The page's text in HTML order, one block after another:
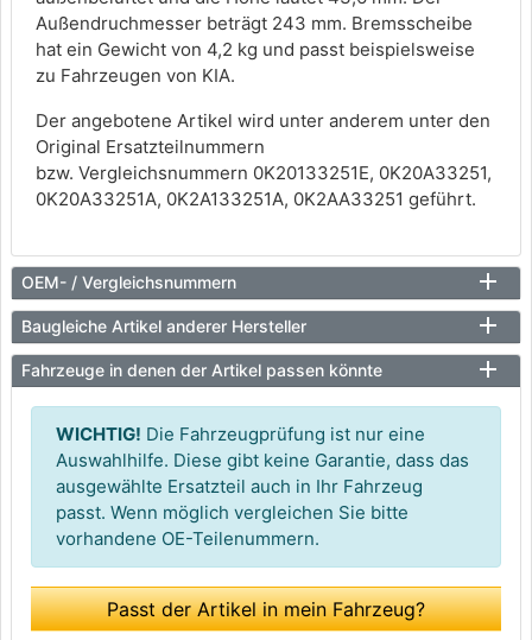
Außendruchmesser beträgt 243 mm. Bremsscheibe
hat ein Gewicht von 4,2 kg und passt beispielsweise
zu Fahrzeugen von KIA.
Der angebotene Artikel wird unter anderem unter den
Original Ersatzteilnummern
bzw. Vergleichsnummern 0K20133251E, 0K20A33251,
0K20A33251A, 0K2A133251A, 0K2AA33251 geführt.
OEM- / Vergleichsnummern
Baugleiche Artikel anderer Hersteller
Fahrzeuge in denen der Artikel passen könnte
WICHTIG! Die Fahrzeugprüfung ist nur eine
Auswahlhilfe. Diese gibt keine Garantie, dass das
ausgewählte Ersatzteil auch in Ihr Fahrzeug
passt. Wenn möglich vergleichen Sie bitte
vorhandene OE-Teilenummern.
Passt der Artikel in mein Fahrzeug?